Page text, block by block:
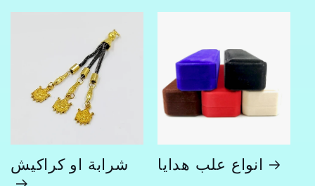
شرابة او كراكيش انواع علب هدايا